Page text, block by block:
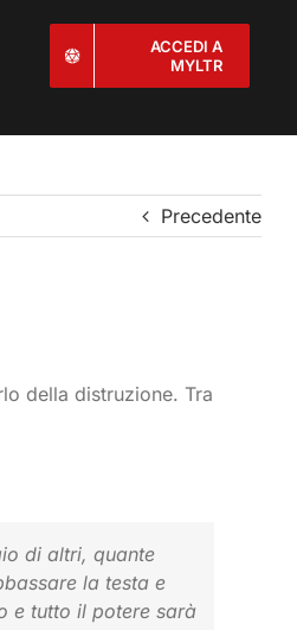
ACCEDI A
MYLTR
Precedente
della distruzione. Tra
di altri, quante
la testa e
e tutto il potere sarà